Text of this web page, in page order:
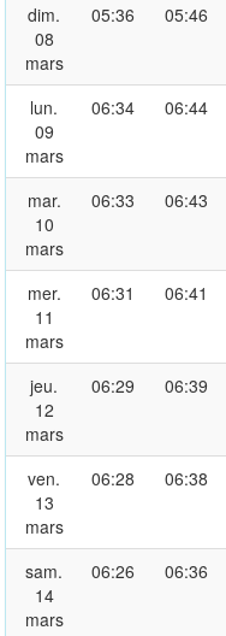
dim.
08
mars
05:36 05:46
lun.
09
mars
06:34 06:44
mar.
10
mars
06:33 06:43
mer.
11
mars
06:31 06:41
jeu.
12
mars
06:29 06:39
ven.
13
mars
06:28 06:38
sam.
14
mars
06:26 06:36